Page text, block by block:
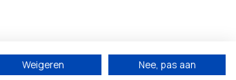
Weigeren Nee, pas aan